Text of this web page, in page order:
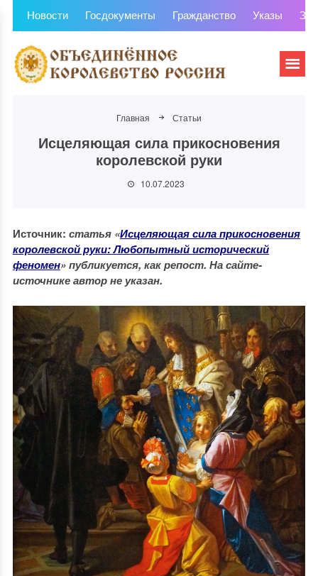
Новости Госдокументы Гражданство Указы
Главная Статьи
Исцеляющая сила прикосновения
королевской руки
10.07.2023
Источник: статья «Исцеляющая сила прикосновения
королевской руки: Любопытный исторический
феномен» публикуется, как репост. На сайте-
источнике автор не указан.